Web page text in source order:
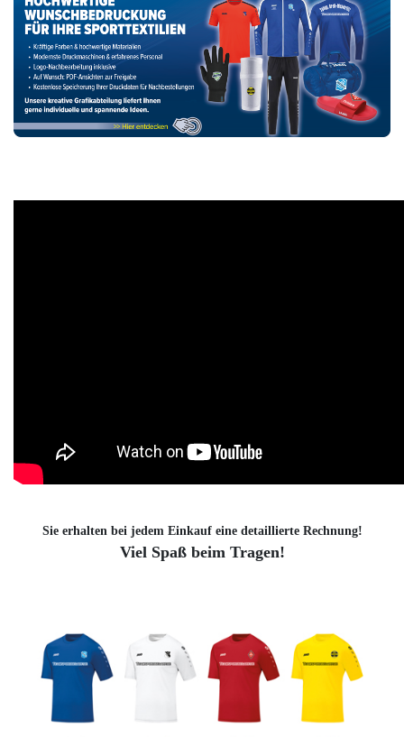
Sie erhalten bei jedem Einkauf eine detaillierte Rechnung!
Viel Spaß beim Tragen!